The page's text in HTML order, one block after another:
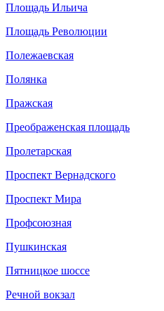
Площадь Ильича
Площадь Революции
Полежаевская
Полянка
Пражская
Преображенская площадь
Пролетарская
Проспект Вернадского
Проспект Мира
Профсоюзная
Пушкинская
Пятницкое шоссе
Речной вокзал